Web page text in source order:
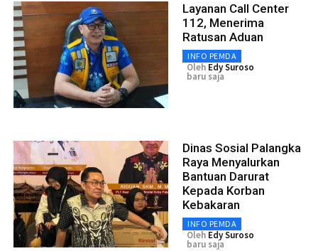
Layanan Call Center
112, Menerima
Ratusan Aduan
INFO PEMDA
Oleh Edy Suroso
baru saja
Dinas Sosial Palangka
Raya Menyalurkan
Bantuan Darurat
Kepada Korban
Kebakaran
INFO PEMDA
Oleh Edy Suroso
baru saja